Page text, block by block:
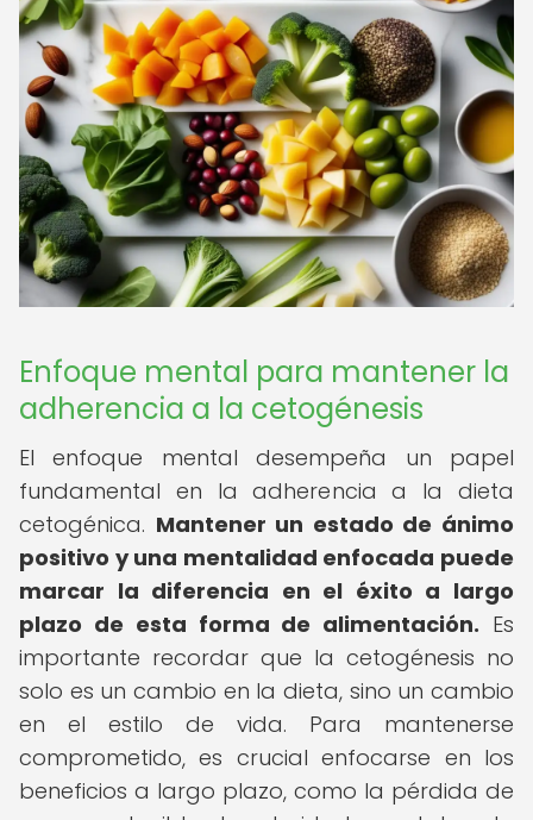
Enfoque mental para mantener la
adherencia a la cetogénesis
El enfoque mental desempeña un papel
fundamental en la adherencia a la dieta
cetogénica. Mantener un estado de ánimo
positivo y una mentalidad enfocada puede
marcar la diferencia en el éxito a largo
plazo de esta forma de alimentación. Es
importante recordar que la cetogénesis no
solo es un cambio en la dieta, sino un cambio
en el estilo de vida. Para mantenerse
comprometido, es crucial enfocarse en los
beneficios a largo plazo, como la pérdida de